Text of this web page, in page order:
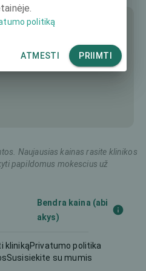
Naujausias kainas rasite klinikos
papildomus mokescius už
Bendra kaina (abi
akys)
-
klinikąPrivatumo politika
Susisiekite su mumis
politiką
ATMESTI PRIIMTI